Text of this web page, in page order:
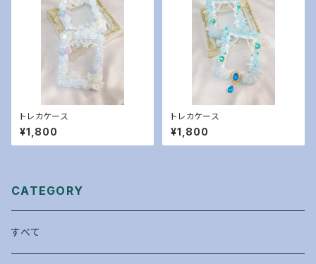
トレカケース
¥1,800
トレカケース
¥1,800
CATEGORY
すべて